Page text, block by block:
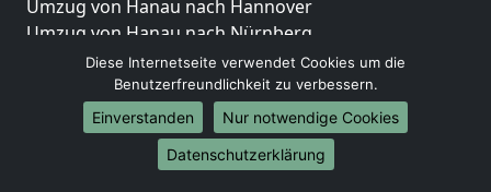
Umzug von Hanau nach Hannover
Umzug von Hanau nach Nürnberg
Umzug von Hanau nach Duisburg
Umzug von Hanau nach Bochum
Umzug von Hanau nach Wuppertal
Umzug von Hanau nach Bielefeld
Umzug von Hanau nach Bonn
Diese Internetseite verwendet Cookies um die
Benutzerfreundlichkeit zu verbessern.
Einverstanden
Nur notwendige Cookies
Datenschutzerklärung